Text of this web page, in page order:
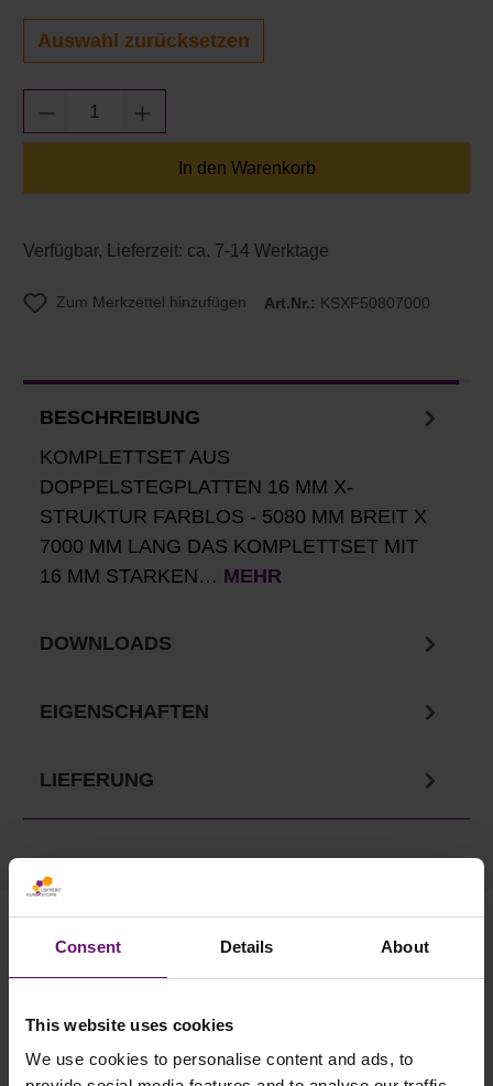
Consent Details About
This website uses cookies
We use cookies to personalise content and ads, to
Auswahl zurücksetzen
Produkt Anzahl: Gib den gewünschten
In den Warenkorb
Verfügbar, Lieferzeit: ca. 7-14 Werktage
Zum Merkzettel hinzufügen Art.Nr.: KSXF50807000
BESCHREIBUNG
KOMPLETTSET AUS
DOPPELSTEGPLATTEN 16 MM X-
STRUKTUR FARBLOS - 5080 MM BREIT X
7000 MM LANG DAS KOMPLETTSET MIT
16 MM STARKEN… MEHR
DOWNLOADS
EIGENSCHAFTEN
LIEFERUNG
Ihre Vorteile in unserem
Onlineshop
✓Versandkostenfrei ab 750€
✓ Service telefonisch & per Mail